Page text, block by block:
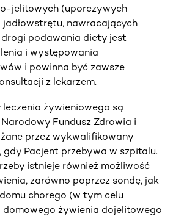
jelitowych (uporczywych
jadłowstrętu, nawracających
podawania diety jest
i występowania
i powinna być zawsze
z lekarzem.
żywieniowego są
Fundusz Zdrowia i
przez wykwalifikowany
gdy Pacjent przebywa w szpitalu.
istnieje również możliwość
zarówno poprzez sondę, jak
chorego (w tym celu
żywienia dojelitowego